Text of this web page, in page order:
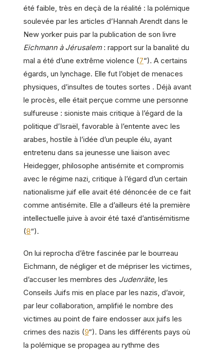
été faible, très en deçà de la réalité : la polémique
soulevée par les articles d’Hannah Arendt dans le
New yorker puis par la publication de son livre
Eichmann à Jérusalem: rapport sur la banalité du
mal a été d’une extrême violence (7“). A certains
égards, un lynchage. Elle fut l’objet de menaces
physiques, d’insultes de toutes sortes . Déjà avant
le procès, elle était perçue comme une personne
sulfureuse : sioniste mais critique à l’égard de la
politique d’Israël, favorable à l’entente avec les
arabes, hostile à l’idée d’un peuple élu, ayant
entretenu dans sa jeunesse une liaison avec
Heidegger, philosophe antisémite et compromis
avec le régime nazi, critique à l’égard d’un certain
nationalisme juif elle avait été dénoncée de ce fait
comme antisémite. Elle a d’ailleurs été la première
intellectuelle juive à avoir été taxé d’antisémitisme
(8“).
On lui reprocha d’être fascinée par le bourreau
Eichmann, de négliger et de mépriser les victimes,
d’accuser les membres des Judenräte, les
Conseils Juifs mis en place par les nazis, d’avoir,
par leur collaboration, amplifié le nombre des
victimes au point de faire endosser aux juifs les
crimes des nazis (9“). Dans les différents pays où
la polémique se propagea au rythme des